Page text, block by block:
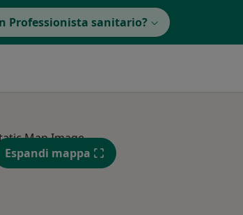
Professionista sanitario?
Espandi mappa